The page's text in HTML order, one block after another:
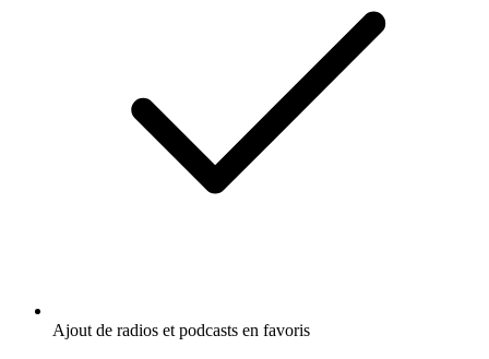
Ajout de radios et podcasts en favoris